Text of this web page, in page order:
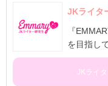
JKライタ
『
を目指し
JKライ